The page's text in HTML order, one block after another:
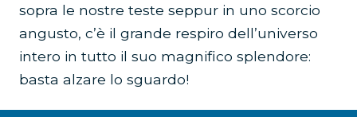
sopra le nostre teste seppur in uno scorcio
angusto, c’è il grande respiro dell’universo
intero in tutto il suo magnifico splendore:
basta alzare lo sguardo!